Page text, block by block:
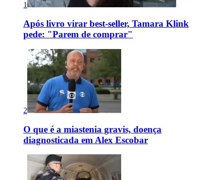
1
Após livro virar best-seller, Tamara Klink
pede: "Parem de comprar"
2
O que é a miastenia gravis, doença
diagnosticada em Alex Escobar